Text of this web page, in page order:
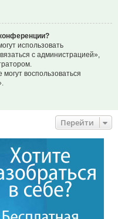
использовать
с администрацией»,
воспользоваться
Перейти